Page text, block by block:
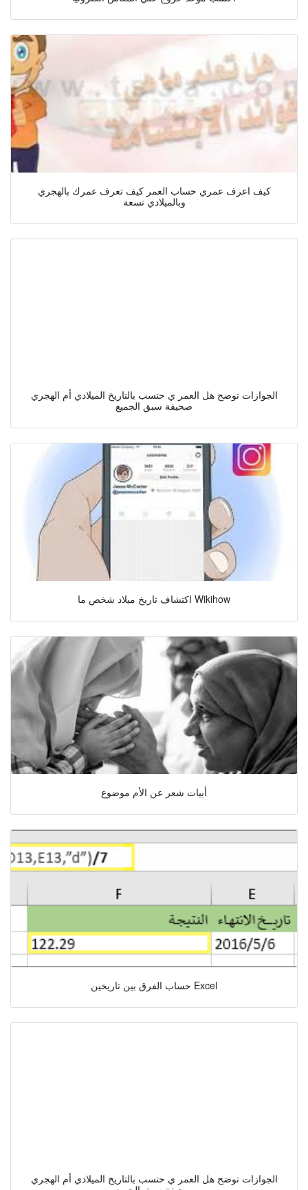
كيف اعرف عمري حساب العمر كيف تعرف عمرك بالهجري
وبالميلادي تسعة
الجوازات توضح هل العمر ي حتسب بالتاريخ الميلادي أم الهجري
صحيفة سبق الجميع
اكتشاف تاريخ ميلاد شخص ما Wikihow
أبيات شعر عن الأم موضوع
حساب الفرق بين تاريخين Excel
الجوازات توضح هل العمر ي حتسب بالتاريخ الميلادي أم الهجري